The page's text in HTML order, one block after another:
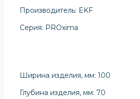
Производитель: EKF
Серия: PROxima
Ширина изделия, мм: 100
Глубина изделия, мм: 70